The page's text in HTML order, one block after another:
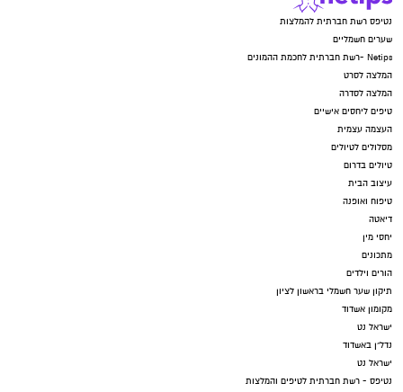
נטיפס רשת חברתית להמלצות
שערים חשמליים
Netips -רשת חברתית לחכמת ההמונים
המלצה לסרט
המלצה לסדרה
טיפים ליחסים אישיים
העצמה עצמית
מסלולים לטיולים
טיולים בדרום
עיצוב הבית
טיפוח ואופנה
דיאטה
יחסי מין
מתכונים
הורים וילדים
תיקון שער חשמלי בראשון לציון
מקומון אשדוד
ישראל נט
נדל"ן באשדוד
ישראל נט
נטיפס - רשת חברתית לטיפים והמלצות